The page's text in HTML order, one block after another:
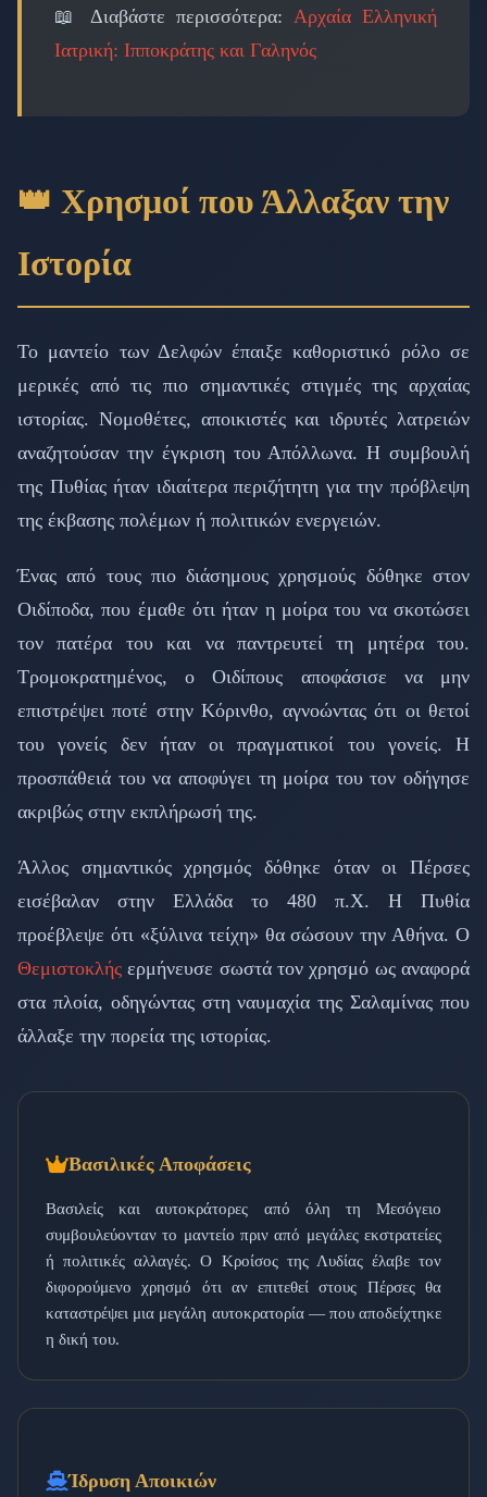
📖 Διαβάστε περισσότερα: Αρχαία Ελληνική
Ιατρική: Ιπποκράτης και Γαληνός
👑 Χρησμοί που Άλλαξαν την
Ιστορία
Το μαντείο των Δελφών έπαιξε καθοριστικό ρόλο σε
μερικές από τις πιο σημαντικές στιγμές της αρχαίας
ιστορίας. Νομοθέτες, αποικιστές και ιδρυτές λατρειών
αναζητούσαν την έγκριση του Απόλλωνα. Η συμβουλή
της Πυθίας ήταν ιδιαίτερα περιζήτητη για την πρόβλεψη
της έκβασης πολέμων ή πολιτικών ενεργειών.
Ένας από τους πιο διάσημους χρησμούς δόθηκε στον
Οιδίποδα, που έμαθε ότι ήταν η μοίρα του να σκοτώσει
τον πατέρα του και να παντρευτεί τη μητέρα του.
Τρομοκρατημένος, ο Οιδίπους αποφάσισε να μην
επιστρέψει ποτέ στην Κόρινθο, αγνοώντας ότι οι θετοί
του γονείς δεν ήταν οι πραγματικοί του γονείς. Η
προσπάθειά του να αποφύγει τη μοίρα του τον οδήγησε
ακριβώς στην εκπλήρωσή της.
Άλλος σημαντικός χρησμός δόθηκε όταν οι Πέρσες
εισέβαλαν στην Ελλάδα το 480 π.Χ. Η Πυθία
προέβλεψε ότι «ξύλινα τείχη» θα σώσουν την Αθήνα. Ο
Θεμιστοκλής ερμήνευσε σωστά τον χρησμό ως αναφορά
στα πλοία, οδηγώντας στη ναυμαχία της Σαλαμίνας που
άλλαξε την πορεία της ιστορίας.
Βασιλικές Αποφάσεις
Βασιλείς και αυτοκράτορες από όλη τη Μεσόγειο
συμβουλεύονταν το μαντείο πριν από μεγάλες εκστρατείες
ή πολιτικές αλλαγές. Ο Κροίσος της Λυδίας έλαβε τον
διφορούμενο χρησμό ότι αν επιτεθεί στους Πέρσες θα
καταστρέψει μια μεγάλη αυτοκρατορία — που αποδείχτηκε
η δική του.
Ίδρυση Αποικιών